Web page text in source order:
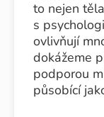
to nejen
s
ovlivňují
dokážeme
podporou
působící